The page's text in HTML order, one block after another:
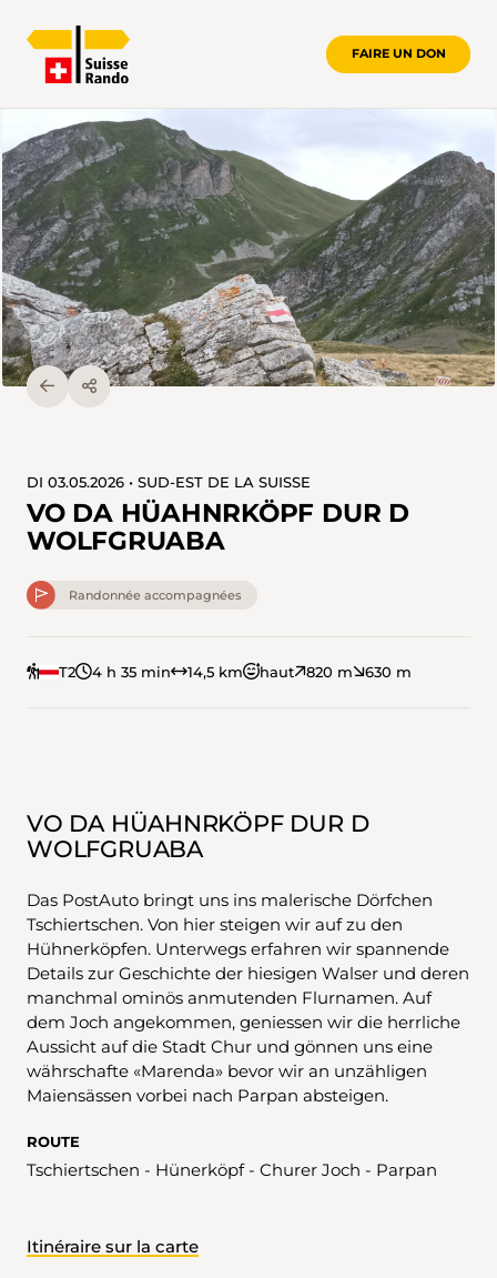
FAIRE UN DON
DI 03.05.2026 • SUD-EST DE LA SUISSE
VO DA HÜAHNRKÖPF DUR D
WOLFGRUABA
Randonnée accompagnées
T2 4 h 35 min 14,5 km haut 820 m 630 m
VO DA HÜAHNRKÖPF DUR D
WOLFGRUABA
Das PostAuto bringt uns ins malerische Dörfchen
Tschiertschen. Von hier steigen wir auf zu den
Hühnerköpfen. Unterwegs erfahren wir spannende
Details zur Geschichte der hiesigen Walser und deren
manchmal ominös anmutenden Flurnamen. Auf
dem Joch angekommen, geniessen wir die herrliche
Aussicht auf die Stadt Chur und gönnen uns eine
währschafte «Marenda» bevor wir an unzähligen
Maiensässen vorbei nach Parpan absteigen.
ROUTE
Tschiertschen - Hünerköpf - Churer Joch - Parpan
Itinéraire sur la carte